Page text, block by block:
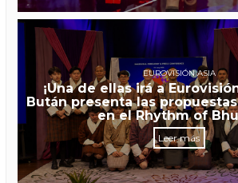
EUROVISIÓN ASIA
¡Una de ellas irá a
Bután presenta las
en el Rhythm of
Leer más